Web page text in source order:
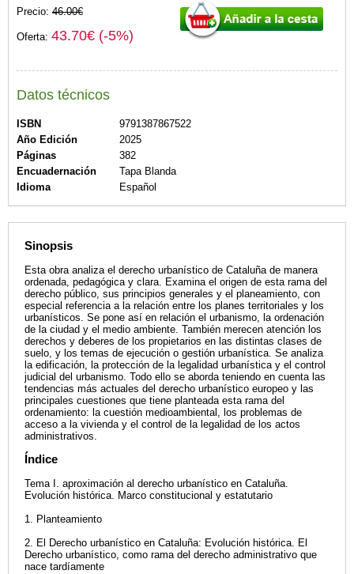
Precio: 46.00€
Oferta: 43.70€ (-5%)
Datos técnicos
ISBN
9791387867522
Año Edición
2025
Páginas
382
Encuadernación
Tapa Blanda
Idioma
Español
Sinopsis
Esta obra analiza el derecho urbanístico de Cataluña de manera
ordenada, pedagógica y clara. Examina el origen de esta rama del
derecho público, sus principios generales y el planeamiento, con
especial referencia a la relación entre los planes territoriales y los
urbanísticos. Se pone así en relación el urbanismo, la ordenación
de la ciudad y el medio ambiente. También merecen atención los
derechos y deberes de los propietarios en las distintas clases de
suelo, y los temas de ejecución o gestión urbanística. Se analiza
la edificación, la protección de la legalidad urbanística y el control
judicial del urbanismo. Todo ello se aborda teniendo en cuenta las
tendencias más actuales del derecho urbanístico europeo y las
principales cuestiones que tiene planteada esta rama del
ordenamiento: la cuestión medioambiental, los problemas de
acceso a la vivienda y el control de la legalidad de los actos
administrativos.
Índice
Tema I. aproximación al derecho urbanístico en Cataluña.
Evolución histórica. Marco constitucional y estatutario
1. Planteamiento
2. El Derecho urbanístico en Cataluña: Evolución histórica. El
Derecho urbanístico, como rama del derecho administrativo que
nace tardíamente